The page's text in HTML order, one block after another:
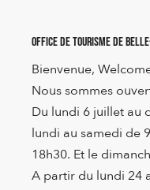
Office de Tourisme de
Bienvenue,
Nous sommes
Du lundi 6 juillet au
lundi au samedi de
18h30. Et le
A partir du lundi 24